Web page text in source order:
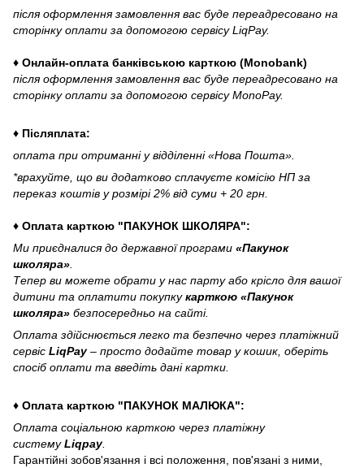
після оформлення замовлення вас буде переадресовано на
сторінку оплати за допомогою сервісу LiqPay.
♦ Онлайн-оплата банківською карткою (Monobank)
після оформлення замовлення вас буде переадресовано на
сторінку оплати за допомогою сервісу MonoPay.
♦ Післяплата:
оплата при отриманні у відділенні «Нова Пошта».
*врахуйте, що ви додатково сплачуєте комісію НП за
переказ коштів у розмірі 2% від суми + 20 грн.
♦ Оплата карткою "ПАКУНОК ШКОЛЯРА":
Ми приєдналися до державної програми «Пакунок
школяра».
Тепер ви можете обрати у нас парту або крісло для вашої
дитини та оплатити покупкукарткою «Пакунок
школяра» безпосередньо на сайті.
Оплата здійснюється легко та безпечно через платіжний
сервіс LiqPay– просто додайте товар у кошик, оберіть
спосіб оплати та введіть дані картки.
♦ Оплата карткою "ПАКУНОК МАЛЮКА":
Оплата соціальною карткою через платіжну
системуLiqpay.
Гарантійні зобов'язання і всі положення, пов'язані з ними,